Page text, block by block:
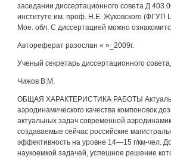
заседании диссертационного совета Д
институте им. проф. Н.Е. Жуковского (ФГУП
Мое. обл. С диссертацией можно
Автореферат разослан « »_2009г.
Ученый секретарь диссертационного
Чижов В.М.
ОБЩАЯ ХАРАКТЕРИСТИКА РАБОТЫ
аэродинамического качества компоновок
актуальных задач современной
создаваемые сейчас российские
эффективность на уровне 14—15 г/км-чел.
наукоемкой задачей, успешное решение